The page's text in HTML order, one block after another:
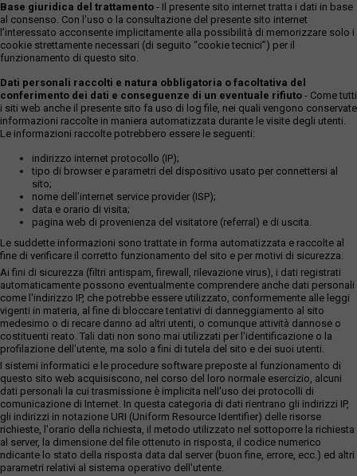
Base giuridica del trattamento - Il presente sito internet tratta i dati in base
al consenso. Con l'uso o la consultazione del presente sito internet
l’interessato acconsente implicitamente alla possibilità di memorizzare solo i
cookie strettamente necessari (di seguito “cookie tecnici”) per il
funzionamento di questo sito.
Dati personali raccolti e natura obbligatoria o facoltativa del
conferimento dei dati e conseguenze di un eventuale rifiuto - Come tutti
i siti web anche il presente sito fa uso di log file, nei quali vengono conservate
informazioni raccolte in maniera automatizzata durante le visite degli utenti.
Le informazioni raccolte potrebbero essere le seguenti:
indirizzo internet protocollo (IP);
tipo di browser e parametri del dispositivo usato per connettersi al
sito;
nome dell'internet service provider (ISP);
data e orario di visita;
pagina web di provenienza del visitatore (referral) e di uscita.
Le suddette informazioni sono trattate in forma automatizzata e raccolte al
fine di verificare il corretto funzionamento del sito e per motivi di sicurezza.
Ai fini di sicurezza (filtri antispam, firewall, rilevazione virus), i dati registrati
automaticamente possono eventualmente comprendere anche dati personali
come l'indirizzo IP, che potrebbe essere utilizzato, conformemente alle leggi
vigenti in materia, al fine di bloccare tentativi di danneggiamento al sito
medesimo o di recare danno ad altri utenti, o comunque attività dannose o
costituenti reato. Tali dati non sono mai utilizzati per l'identificazione o la
profilazione dell'utente, ma solo a fini di tutela del sito e dei suoi utenti.
I sistemi informatici e le procedure software preposte al funzionamento di
questo sito web acquisiscono, nel corso del loro normale esercizio, alcuni
dati personali la cui trasmissione è implicita nell'uso dei protocolli di
comunicazione di Internet. In questa categoria di dati rientrano gli indirizzi IP,
gli indirizzi in notazione URI (Uniform Resource Identifier) delle risorse
richieste, l'orario della richiesta, il metodo utilizzato nel sottoporre la richiesta
al server, la dimensione del file ottenuto in risposta, il codice numerico
ndicante lo stato della risposta data dal server (buon fine, errore, ecc.) ed altri
parametri relativi al sistema operativo dell'utente.